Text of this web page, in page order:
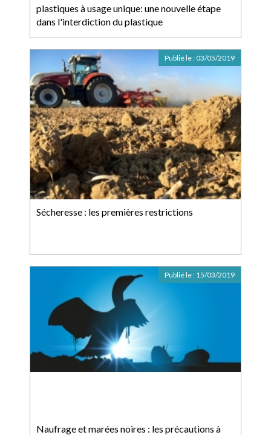
plastiques à usage unique: une nouvelle étape
dans l'interdiction du plastique
Sécheresse : les premières restrictions
Publié le : 03/05/2019
Naufrage et marées noires : les précautions à
Publié le : 15/03/2019